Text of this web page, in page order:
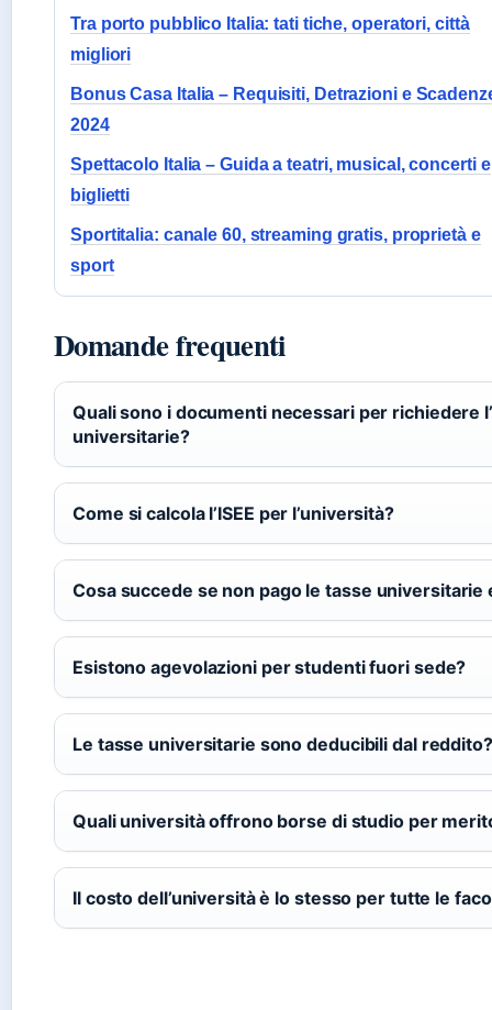
Tra porto pubblico Italia: tati tiche, operatori, città
migliori
Bonus Casa Italia – Requisiti, Detrazioni e
2024
Spettacolo Italia – Guida a teatri, musical, concerti e
biglietti
Sportitalia: canale 60, streaming gratis, proprietà e
sport
Domande frequenti
Quali sono i documenti necessari per richiedere
universitarie?
Come si calcola l’ISEE per l’università?
Cosa succede se non pago le tasse universitarie
Esistono agevolazioni per studenti fuori sede?
Le tasse universitarie sono deducibili dal reddito?
Quali università offrono borse di studio per
Il costo dell’università è lo stesso per tutte le